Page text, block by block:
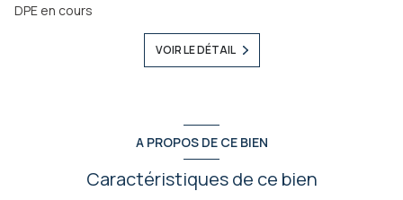
DPE en cours
VOIR LE DÉTAIL
A PROPOS DE CE BIEN
Caractéristiques de ce bien